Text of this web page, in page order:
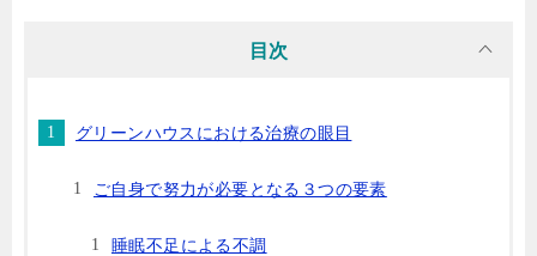
目次
グリーンハウスにおける治療の眼目
ご自身で努力が必要となる３つの要素
睡眠不足による不調